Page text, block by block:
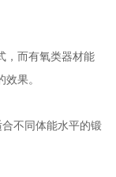
，而有氧类器材能
果。
不同体能水平的锻